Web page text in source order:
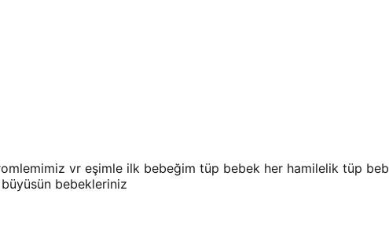
vr eşimle ilk bebeğim tüp bebek her hamilelik tüp
bebekleriniz